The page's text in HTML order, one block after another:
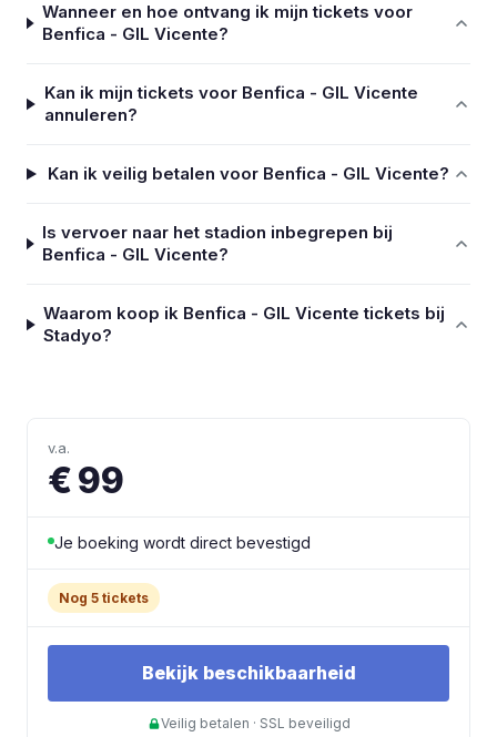
Wanneer en hoe ontvang ik mijn tickets voor
Benfica - GIL Vicente?
Kan ik mijn tickets voor Benfica - GIL Vicente
annuleren?
Kan ik veilig betalen voor Benfica - GIL Vicente?
Is vervoer naar het stadion inbegrepen bij
Benfica - GIL Vicente?
Waarom koop ik Benfica - GIL Vicente tickets bij
Stadyo?
v.a.
€ 99
Je boeking wordt direct bevestigd
Nog 5 tickets
Bekijk beschikbaarheid
Veilig betalen · SSL beveiligd